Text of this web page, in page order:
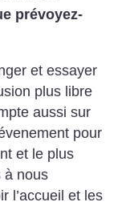
prévoyez-
et essayer
plus libre
aussi sur
pour
et le plus
à nous
l’accueil et les